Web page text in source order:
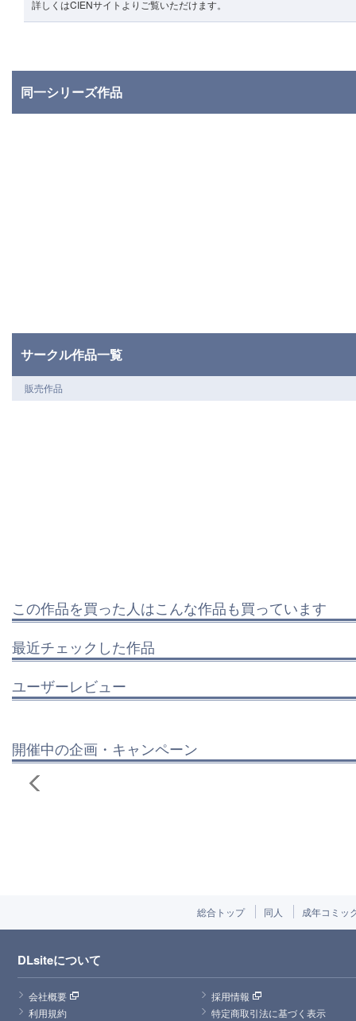
詳しくはCIENサイトよりご覧いただけます。
同一シリーズ作品
サークル作品一覧
販売作品
この作品を買った人はこんな作品も買っています
最近チェックした作品
ユーザーレビュー
開催中の企画・キャンペーン
総合トップ 同人 成年コミッ
DLsiteについて
会社概要
採用情報
利用規約
特定商取引法に基づく表示